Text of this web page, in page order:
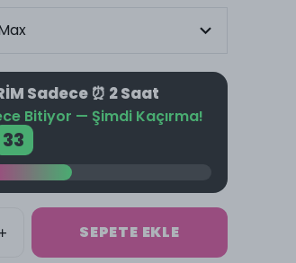
Sadece ⏰ 2 Saat
Bitiyor — Şimdi Kaçırma!
32
SEPETE EKLE